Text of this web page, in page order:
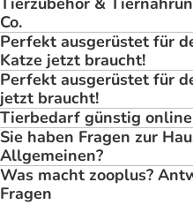
Co.
Perfekt ausgerüstet für
Katze jetzt braucht!
Perfekt ausgerüstet für
jetzt braucht!
Tierbedarf günstig
Sie haben Fragen zur
Allgemeinen?
Was macht zooplus?
Fragen